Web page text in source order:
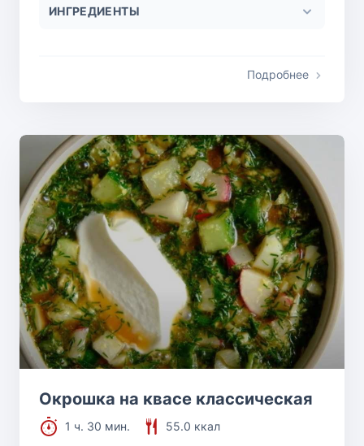
ИНГРЕДИЕНТЫ
Подробнее
Окрошка на квасе классическая
1 ч. 30 мин.
55.0 ккал